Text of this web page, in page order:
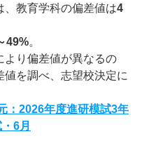
、教育学科の偏差値は4
49%。
より偏差値が異なるの
を調べ、志望校決定に
：2026年度進研模試3年
6月